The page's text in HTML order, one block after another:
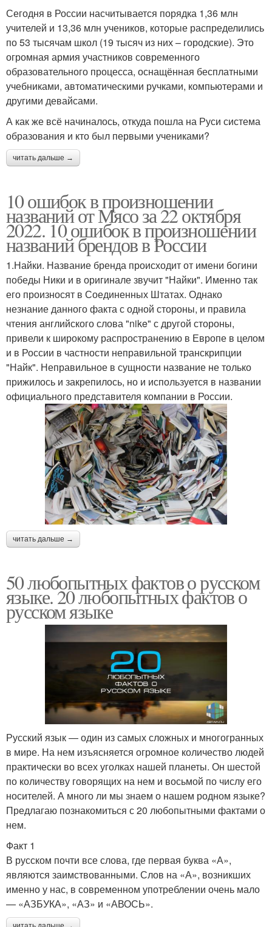
Сегодня в России насчитывается порядка 1,36 млн
учителей и 13,36 млн учеников, которые распределились
по 53 тысячам школ (19 тысяч из них – городские). Это
огромная армия участников современного
образовательного процесса, оснащённая бесплатными
учебниками, автоматическими ручками, компьютерами и
другими девайсами.
А как же всё начиналось, откуда пошла на Руси система
образования и кто был первыми учениками?
читать дальше →
10 ошибок в произношении
названий от Мясо за 22 октября
2022. 10 ошибок в произношении
названий брендов в России
1.Найки. Название бренда происходит от имени богини
победы Ники и в оригинале звучит "Найки". Именно так
его произносят в Соединенных Штатах. Однако
незнание данного факта с одной стороны, и правила
чтения английского слова "nike" с другой стороны,
привели к широкому распространению в Европе в целом
и в России в частности неправильной транскрипции
"Найк". Неправильное в сущности название не только
прижилось и закрепилось, но и используется в названии
официального представителя компании в России.
читать дальше →
50 любопытных фактов о русском
языке. 20 любопытных фактов о
русском языке
Русский язык — один из самых сложных и многогранных
в мире. На нем изъясняется огромное количество людей
практически во всех уголках нашей планеты. Он шестой
по количеству говорящих на нем и восьмой по числу его
носителей. А много ли мы знаем о нашем родном языке?
Предлагаю познакомиться с 20 любопытными фактами о
нем.
Факт 1
В русском почти все слова, где первая буква «А»,
являются заимствованными. Слов на «А», возникших
именно у нас, в современном употреблении очень мало
— «АЗБУКА», «АЗ» и «АВОСЬ».